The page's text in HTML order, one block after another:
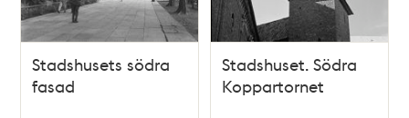
Stadshusets södra
fasad
Stadshuset. Södra
Koppartornet